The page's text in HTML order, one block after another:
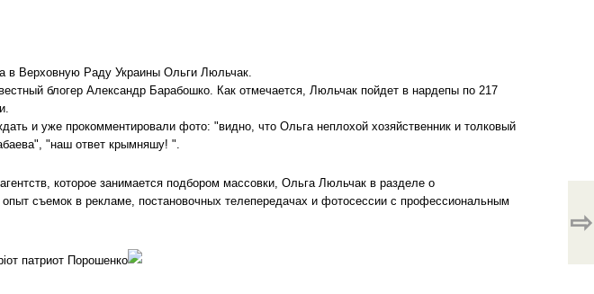
в Верховную Раду Украины Ольги Люльчак.
блогер Александр Барабошко. Как отмечается, Люльчак пойдет в нардепы по 217
и уже прокомментировали фото: "видно, что Ольга неплохой хозяйственник и толковый
"наш ответ крымняшу! ".
которое занимается подбором массовки, Ольга Люльчак в разделе о
съемок в рекламе, постановочных телепередачах и фотосессии с профессиональным
патриот Порошенко
⇨